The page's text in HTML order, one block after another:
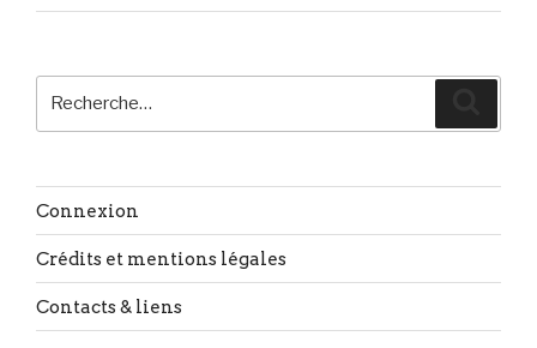
Connexion
Crédits et mentions légales
Contacts & liens